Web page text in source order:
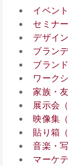
イベント
セミナ
デザイン
ブラン
ブラン
ワーク
家族・友
展示会（
映像集（
貼り箱（
音楽・写
マーケ